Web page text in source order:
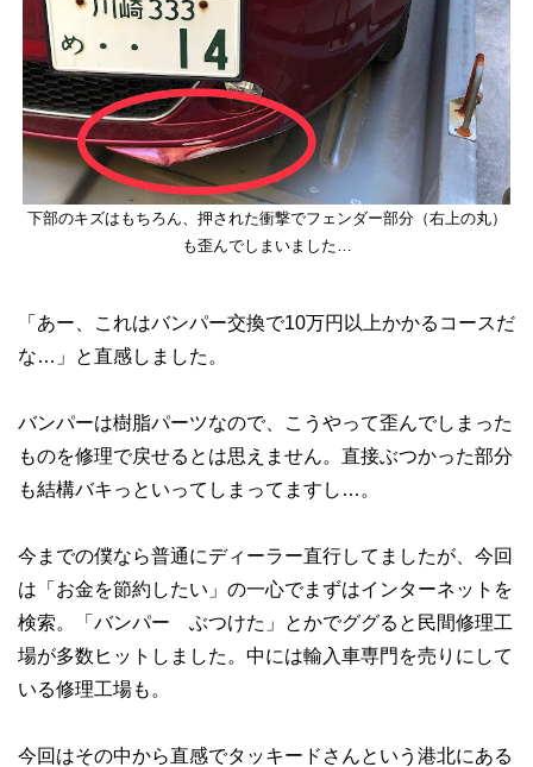
下部のキズはもちろん、押された衝撃でフェンダー部分（右上の丸）
も歪んでしまいました…
「あー、これはバンパー交換で10万円以上かかるコースだ
な…」と直感しました。
バンパーは樹脂パーツなので、こうやって歪んでしまった
ものを修理で戻せるとは思えません。直接ぶつかった部分
も結構バキっといってしまってますし…。
今までの僕なら普通にディーラー直行してましたが、今回
は「お金を節約したい」の一心でまずはインターネットを
検索。「バンパー ぶつけた」とかでググると民間修理工
場が多数ヒットしました。中には輸入車専門を売りにして
いる修理工場も。
今回はその中から直感でタッキードさんという港北にある